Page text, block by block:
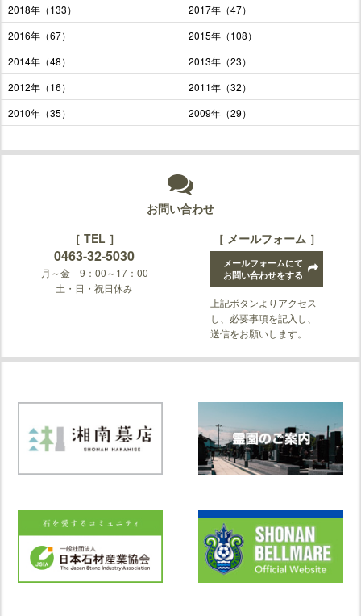
2018年（133）
2017年（47）
2016年（67）
2015年（108）
2014年（48）
2013年（23）
2012年（16）
2011年（32）
2010年（35）
2009年（29）
お問い合わせ
［ TEL ］
0463-32-5030
月～金 9：00～17：00
土・日・祝日休み
［ メールフォーム ］
メールフォームにて
お問い合わせをする
上記ボタンよりアクセス
し、必要事項を記入し、
送信をお願いします。